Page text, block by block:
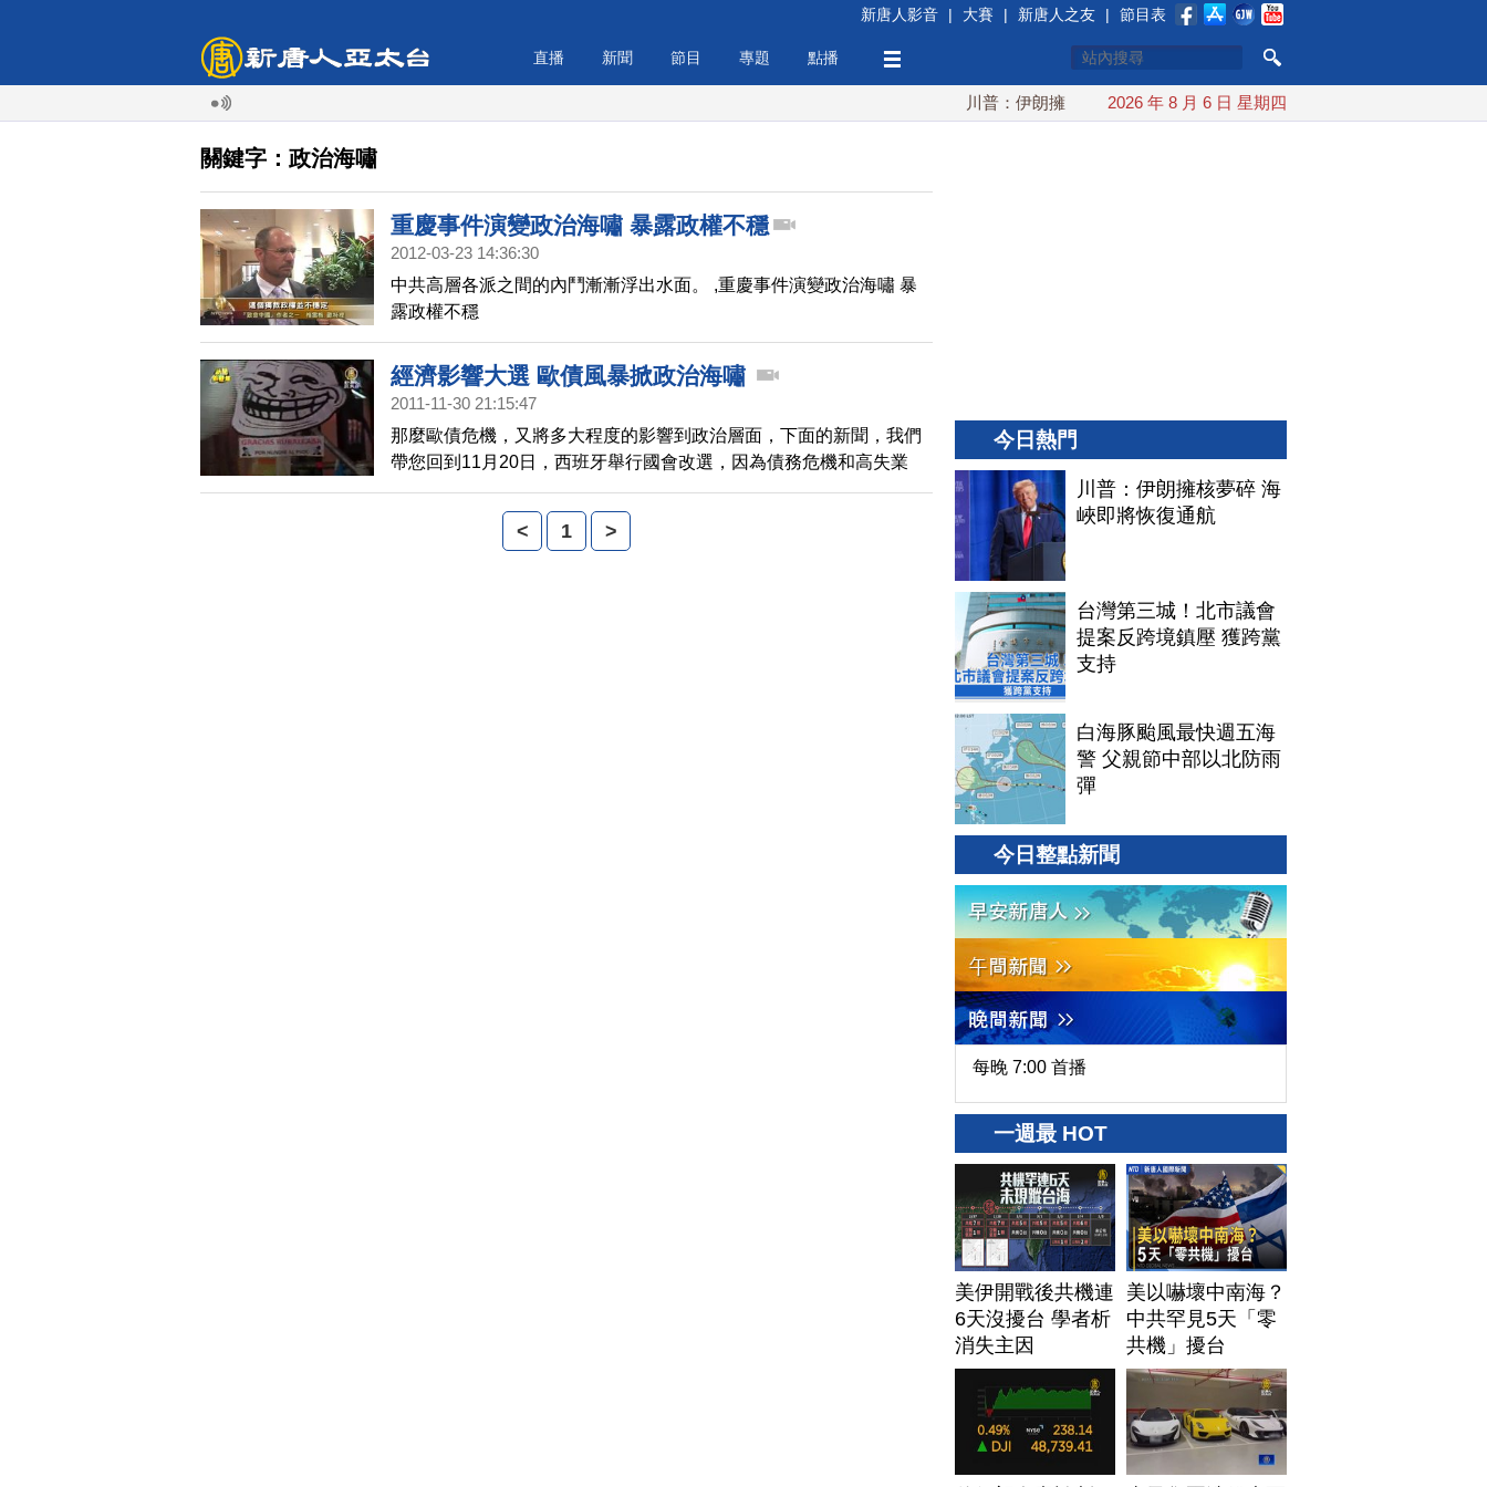
新唐人影音 | 大賽 | 新唐人之友 | 節目表
直播 新聞 節目 專題 點播
川普：伊朗擁核夢碎 海峽即將恢復通航 烏克蘭貨機旁驚現炸彈無人
2026 年 8 月 6 日 星期四
關鍵字：政治海嘯
重慶事件演變政治海嘯 暴露政權不穩
2012-03-23 14:36:30
中共高層各派之間的內鬥漸漸浮出水面。 ,重慶事件演變政治海嘯 暴
露政權不穩
經濟影響大選 歐債風暴掀政治海嘯
2011-11-30 21:15:47
那麼歐債危機，又將多大程度的影響到政治層面，下面的新聞，我們
帶您回到11月20日，西班牙舉行國會改選，因為債務危機和高失業
率，反對黨獲得壓倒性的勝利。這也讓西班牙，成為歐元區第五個因
為債務危機迫使領導人下台的政府。在全球面臨二次衰退、國際經濟
前景未明的情況下，明年都將面臨大選的台灣和美國，會不會受到經
< 1 >
今日熱門
川普：伊朗擁核夢碎 海
峽即將恢復通航
台灣第三城！北市議會
提案反跨境鎮壓 獲跨黨
支持
白海豚颱風最快週五海
警 父親節中部以北防雨
彈
今日整點新聞
每晚 7:00 首播
一週最 HOT
美伊開戰後共機連
6天沒擾台 學者析
消失主因
美以嚇壞中南海？
中共罕見5天「零
共機」擾台